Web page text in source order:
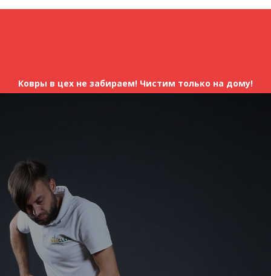
Ковры в цех не забираем! Чистим только на дому!